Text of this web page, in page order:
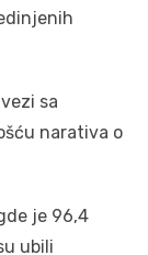
sa
narativa o
je 96,4
ubili